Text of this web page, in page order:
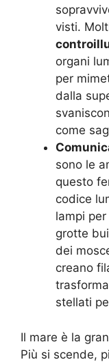
visti.
organi
per
dalla
come
sono le
questo
codice
lampi
grotte
dei
creano
stellati
Il mare è la
Più si scende,